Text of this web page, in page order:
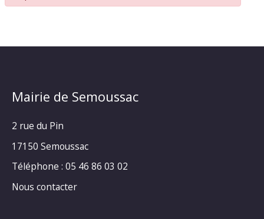
Mairie de Semoussac
2 rue du Pin
17150 Semoussac
Téléphone : 05 46 86 03 02
Nous contacter